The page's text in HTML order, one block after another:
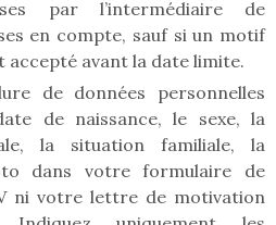
par l’intermédiaire de
en compte, sauf si un motif
accepté avant la date limite.
de données personnelles
de naissance, le sexe, la
la situation familiale, la
dans votre formulaire de
ni votre lettre de motivation